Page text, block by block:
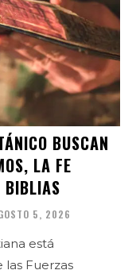
BUSCAN
LA FE
BIBLIAS
5, 2026
está
las Fuerzas